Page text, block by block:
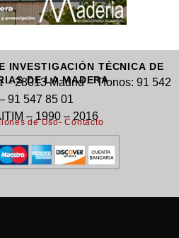
INVESTIGACIÓN TÉCNICA DE
DE LA MADERA
– 28013 Madrid – Tfonos: 91 542
91 547 85 01
– 1990 – 2016
de Uso- Contacto